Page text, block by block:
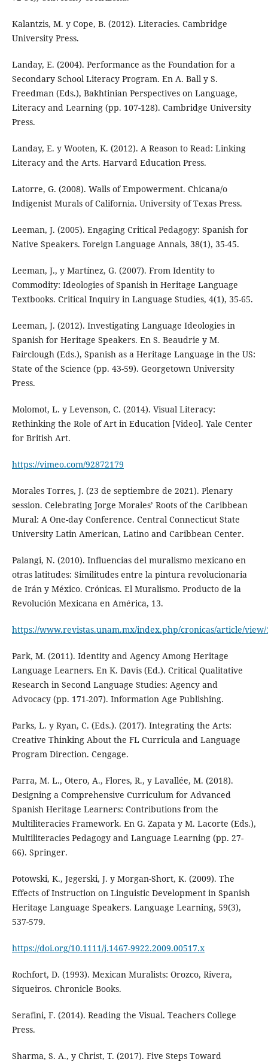
Kalantzis, M. y Cope, B. (2012). Literacies. Cambridge
University Press.
Landay, E. (2004). Performance as the Foundation for a
Secondary School Literacy Program. En A. Ball y S.
Freedman (Eds.), Bakhtinian Perspectives on Language,
Literacy and Learning (pp. 107-128). Cambridge University
Press.
Landay, E. y Wooten, K. (2012). A Reason to Read: Linking
Literacy and the Arts. Harvard Education Press.
Latorre, G. (2008). Walls of Empowerment. Chicana/o
Indigenist Murals of California. University of Texas Press.
Leeman, J. (2005). Engaging Critical Pedagogy: Spanish for
Native Speakers. Foreign Language Annals, 38(1), 35-45.
Leeman, J., y Martínez, G. (2007). From Identity to
Commodity: Ideologies of Spanish in Heritage Language
Textbooks. Critical Inquiry in Language Studies, 4(1), 35-65.
Leeman, J. (2012). Investigating Language Ideologies in
Spanish for Heritage Speakers. En S. Beaudrie y M.
Fairclough (Eds.), Spanish as a Heritage Language in the US:
State of the Science (pp. 43-59). Georgetown University
Press.
Molomot, L. y Levenson, C. (2014). Visual Literacy:
Rethinking the Role of Art in Education [Video]. Yale Center
for British Art.
https://vimeo.com/92872179
Morales Torres, J. (23 de septiembre de 2021). Plenary
session. Celebrating Jorge Morales’ Roots of the Caribbean
Mural: A One-day Conference. Central Connecticut State
University Latin American, Latino and Caribbean Center.
Palangi, N. (2010). Influencias del muralismo mexicano en
otras latitudes: Similitudes entre la pintura revolucionaria
de Irán y México. Crónicas. El Muralismo. Producto de la
Revolución Mexicana en América, 13.
https://www.revistas.unam.mx/index.php/cronicas/article/view/
Park, M. (2011). Identity and Agency Among Heritage
Language Learners. En K. Davis (Ed.). Critical Qualitative
Research in Second Language Studies: Agency and
Advocacy (pp. 171-207). Information Age Publishing.
Parks, L. y Ryan, C. (Eds.). (2017). Integrating the Arts:
Creative Thinking About the FL Curricula and Language
Program Direction. Cengage.
Parra, M. L., Otero, A., Flores, R., y Lavallée, M. (2018).
Designing a Comprehensive Curriculum for Advanced
Spanish Heritage Learners: Contributions from the
Multiliteracies Framework. En G. Zapata y M. Lacorte (Eds.),
Multiliteracies Pedagogy and Language Learning (pp. 27-
66). Springer.
Potowski, K., Jegerski, J. y Morgan-Short, K. (2009). The
Effects of Instruction on Linguistic Development in Spanish
Heritage Language Speakers. Language Learning, 59(3),
537-579.
https://doi.org/10.1111/j.1467-9922.2009.00517.x
Rochfort, D. (1993). Mexican Muralists: Orozco, Rivera,
Siqueiros. Chronicle Books.
Serafini, F. (2014). Reading the Visual. Teachers College
Press.
Sharma, S. A., y Christ, T. (2017). Five Steps Toward